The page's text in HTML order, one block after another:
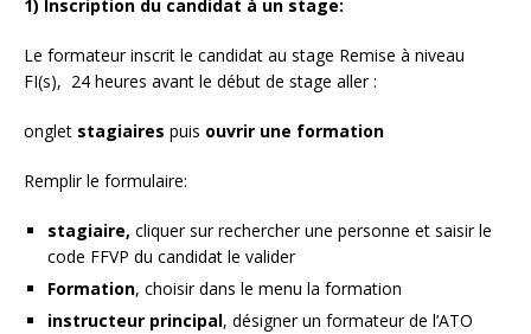
1) Inscription du candidat à un stage:
Le formateur inscrit le candidat au stage Remise à niveau
FI(s), 24 heures avant le début de stage aller :
onglet stagiaires puis ouvrir une formation
Remplir le formulaire:
stagiaire, cliquer sur rechercher une personne et saisir le
code FFVP du candidat le valider
Formation, choisir dans le menu la formation
instructeur principal, désigner un formateur de l’ATO